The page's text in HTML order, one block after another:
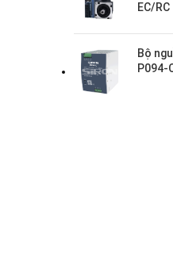
EC/RC
Bộ
P094-